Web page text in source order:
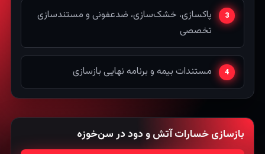
پاکسازی، خشک‌سازی، ضدعفونی و مستندسازی
تخصصی
مستندات بیمه و برنامه نهایی بازسازی
بازسازی خسارات آتش و دود در سن‌خوزه